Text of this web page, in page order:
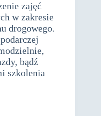
zajęć
w zakresie
drogowego.
bądź
szkolenia